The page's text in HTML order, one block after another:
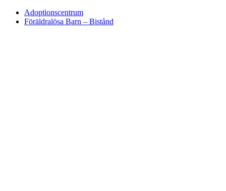
Adoptionscentrum
Föräldralösa Barn – Bistånd